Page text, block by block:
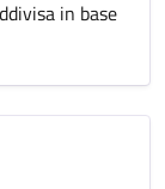
in base